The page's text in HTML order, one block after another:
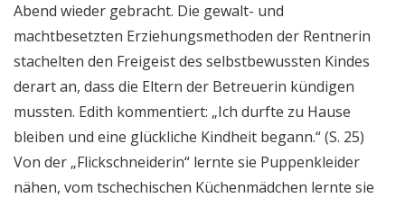
Abend wieder gebracht. Die gewalt- und
machtbesetzten Erziehungsmethoden der Rentnerin
stachelten den Freigeist des selbstbewussten Kindes
derart an, dass die Eltern der Betreuerin kündigen
mussten. Edith kommentiert: „Ich durfte zu Hause
bleiben und eine glückliche Kindheit begann.“ (S. 25)
Von der „Flickschneiderin“ lernte sie Puppenkleider
nähen, vom tschechischen Küchenmädchen lernte sie